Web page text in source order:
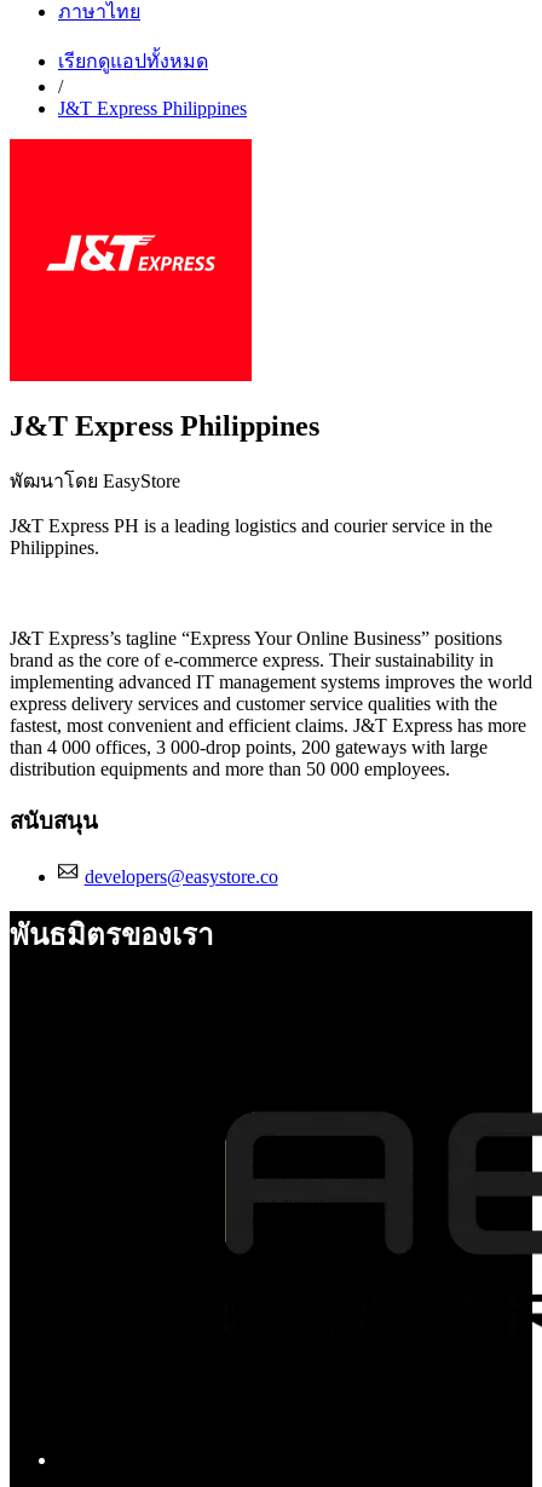
ภาษาไทย
เรียกดูแอปทั้งหมด
/
J&T Express Philippines
J&T Express Philippines
พัฒนาโดย EasyStore
J&T Express PH is a leading logistics and courier service in the
Philippines.
J&T Express’s tagline “Express Your Online Business” positions
brand as the core of e-commerce express. Their sustainability in
implementing advanced IT management systems improves the world
express delivery services and customer service qualities with the
fastest, most convenient and efficient claims. J&T Express has more
than 4 000 offices, 3 000-drop points, 200 gateways with large
distribution equipments and more than 50 000 employees.
สนับสนุน
developers@easystore.co
พันธมิตรของเรา